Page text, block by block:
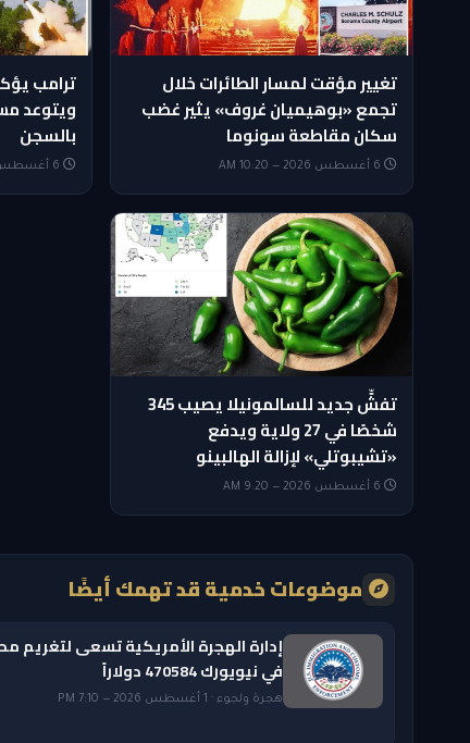
تغيير مؤقت لمسار الطائرات خلال
تجمع «بوهيميان غروف» يثير غضب
سكان مقاطعة سونوما
ترامب
ويتوعد
بالسجن
تفشٍّ جديد للسالمونيلا يصيب 345
شخصًا في 27 ولاية ويدفع
«تشيبوتلي» لإزالة الهالبينو
موضوعات خدمية قد تهمك أيضًا
إدارة الهجرة الأمريكية تسعى لتغريم
في نيويورك 470584 دولاراً
هجرة ولجوء · 1 أغسطس 2026 — 7:10 PM